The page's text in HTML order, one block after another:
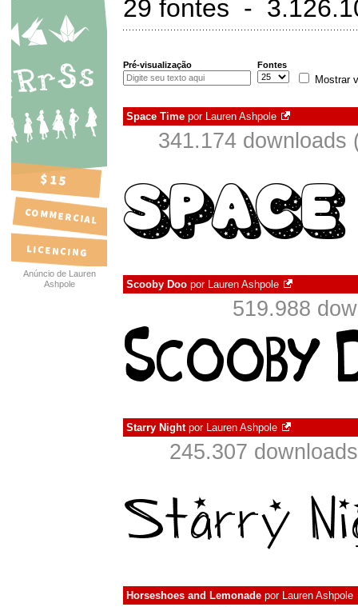
Anúncio de Lauren
Ashpole
29 fontes -
Pré-visualização Fontes
Mostrar
Space Time por Lauren Ashpole
341.174 downloads
Scooby Doo por Lauren Ashpole
519.988
Starry Nightpor Lauren Ashpole
245.307
Horseshoes and Lemonade por Lauren Ashpole